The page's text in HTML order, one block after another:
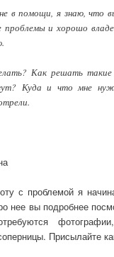
в помощи, я знаю, что
и хорошо
Как решать такие
Куда и что мне
с проблемой я
нее вы подробнее
Присылайте